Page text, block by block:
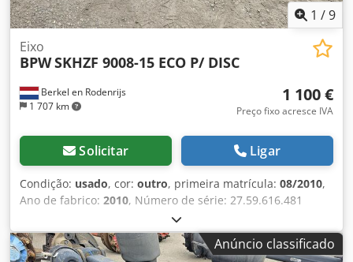
1 /9
Berkel en Rodenrijs
1 707 km
Eixo
BPWSKHZF 9008-15 ECO P/ DISC
1 100 €
Preço fixo acresce IVA
Solicitar Ligar
Condição: usado, cor: outro, primeira matrícula: 08/2010,
Ano de fabrico: 2010, Número de série: 27.59.616.481
Temos em estoque mais de 100 eixos. Entre em contato
conosco se não encontrar o que procura. Codozr Awyepfx
Ad Rjrf
Anúncio classificado